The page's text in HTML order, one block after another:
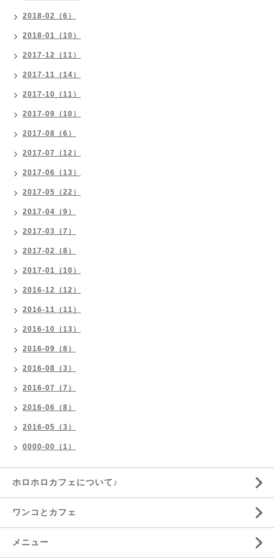
2018-02（6）
2018-01（10）
2017-12（11）
2017-11（14）
2017-10（11）
2017-09（10）
2017-08（6）
2017-07（12）
2017-06（13）
2017-05（22）
2017-04（9）
2017-03（7）
2017-02（8）
2017-01（10）
2016-12（12）
2016-11（11）
2016-10（13）
2016-09（8）
2016-08（3）
2016-07（7）
2016-06（8）
2016-05（3）
0000-00（1）
ホロホロカフェについて♪
ワンコとカフェ
メニュー